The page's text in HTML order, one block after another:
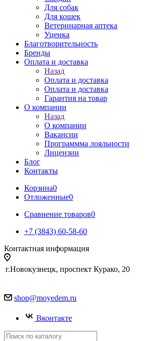
Для собак
Для кошек
Ветеринарная аптека
Уценка
Благотворительность
Бренды
Оплата и доставка
Назад
Оплата и доставка
Оплата и доставка
Гарантия на товар
О компании
Назад
О компании
Вакансии
Программма лояльности
Лицензии
Блог
Контакты
Корзина0
Отложенные0
Сравнение товаров0
+7 (3843) 60-58-60
Контактная информация
г.Новокузнецк, проспект Курако, 20
shop@moyedem.ru
Вконтакте